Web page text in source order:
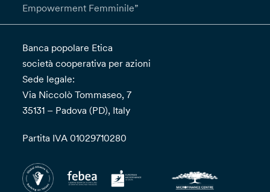
Empowerment Femminile”
Banca popolare Etica
società cooperativa per azioni
Sede legale:
Via Niccolò Tommaseo, 7
35131 – Padova (PD), Italy
Partita IVA 01029710280